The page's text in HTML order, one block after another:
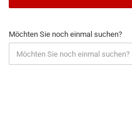
Möchten Sie noch einmal suchen?